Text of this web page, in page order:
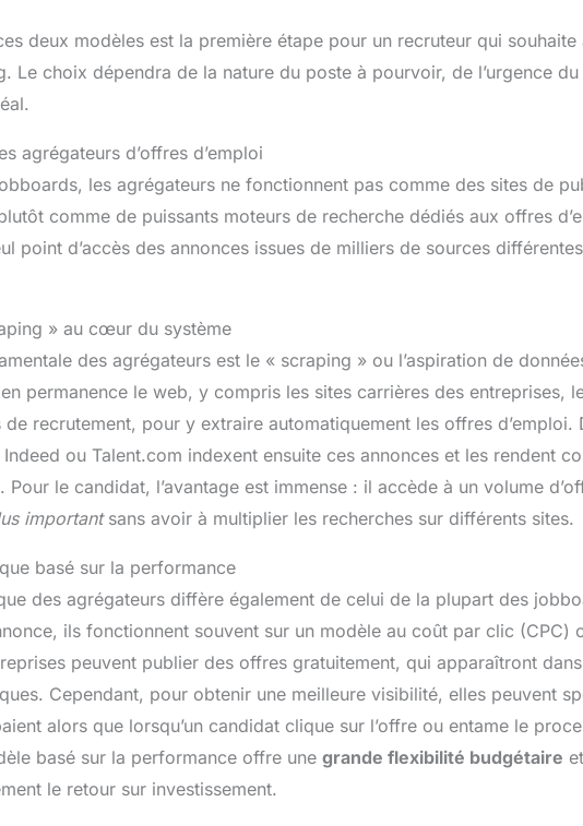
deux modèles est la première étape pour un recruteur qui souhaite
Le choix dépendra de la nature du poste à pourvoir, de l’urgence
agrégateurs d’offres d’emploi
les agrégateurs ne fonctionnent pas comme des sites de
comme de puissants moteurs de recherche dédiés aux offres
point d’accès des annonces issues de milliers de sources
» au cœur du système
des agrégateurs est le « scraping » ou l’aspiration de
permanence le web, y compris les sites carrières des entreprises,
de recrutement, pour y extraire automatiquement les offres d’emploi.
ou Talent.com indexent ensuite ces annonces et les rendent
Pour le candidat, l’avantage est immense : il accède à un volume
importantsans avoir à multiplier les recherches sur différents sites.
basé sur la performance
des agrégateurs diffère également de celui de la plupart des
ils fonctionnent souvent sur un modèle au coût par clic (CPC)
peuvent publier des offres gratuitement, qui apparaîtront
Cependant, pour obtenir une meilleure visibilité, elles peuvent
alors que lorsqu’un candidat clique sur l’offre ou entame le
basé sur la performance offre une grande flexibilité budgétaire
le retour sur investissement.